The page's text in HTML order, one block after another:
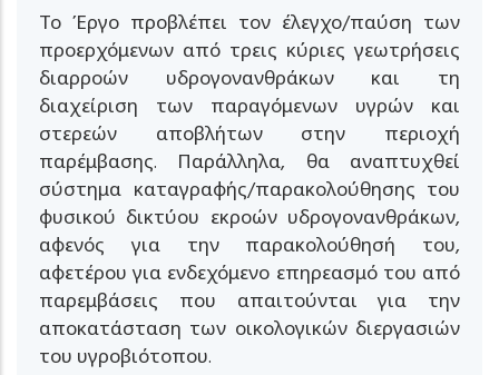
Το Έργο προβλέπει τον έλεγχο/παύση των
προερχόμενων από τρεις κύριες γεωτρήσεις
διαρροών υδρογονανθράκων και τη
διαχείριση των παραγόμενων υγρών και
στερεών αποβλήτων στην περιοχή
παρέμβασης. Παράλληλα, θα αναπτυχθεί
σύστημα καταγραφής/παρακολούθησης του
φυσικού δικτύου εκροών υδρογονανθράκων,
αφενός για την παρακολούθησή του,
αφετέρου για ενδεχόμενο επηρεασμό του από
παρεμβάσεις που απαιτούνται για την
αποκατάσταση των οικολογικών διεργασιών
του υγροβιότοπου.